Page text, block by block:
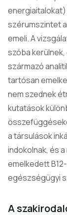
energiaitalokat)
szérumszintet
emeli. A
szóba
származó
tartósan
nem szednek
kutatások
a társulások
indokolnak, és
emelkedett
egészségügyi
A